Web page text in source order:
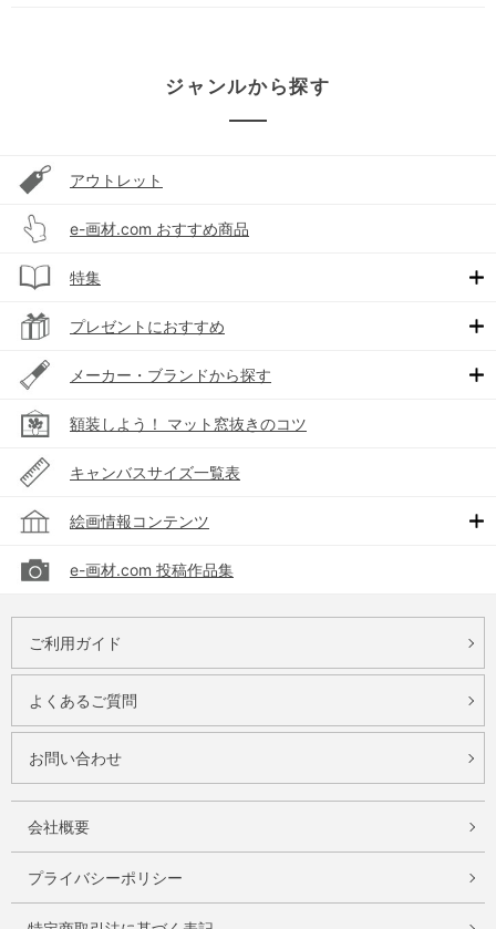
ジャンルから探す
アウトレット
e-画材.com おすすめ商品
特集
プレゼントにおすすめ
メーカー・ブランドから探す
額装しよう！ マット窓抜きのコツ
キャンバスサイズ一覧表
絵画情報コンテンツ
e-画材.com 投稿作品集
ご利用ガイド
よくあるご質問
お問い合わせ
会社概要
プライバシーポリシー